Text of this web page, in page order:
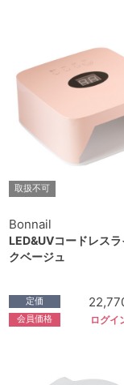
取扱不可
Bonnail
LED&UVコードレス
クベージュ
定価
会員価格 ログイ